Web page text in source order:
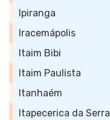
Ipiranga
Iracemápolis
Itaim Bibi
Itaim Paulista
Itanhaém
Itapecerica da Serra